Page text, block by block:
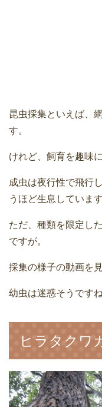
昆虫採集といえば、
す。
けれど、飼育を趣味
成虫は夜行性で飛行
うほど生息しています
ただ、種類を限定し
ですが。
採集の様子の動画を
幼虫は迷惑そうですね
ヒラタクワ